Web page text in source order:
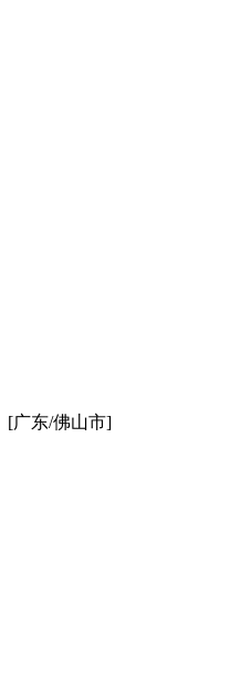
[广东/佛山市]